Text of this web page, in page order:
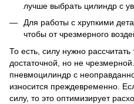
лучше выбрать цилиндр с
Для работы с хрупкими
чтобы от чрезмерного
То есть, силу нужно
достаточной, но не
пневмоцилиндр с
износится преждевременно.
силу, то это оптимизирует